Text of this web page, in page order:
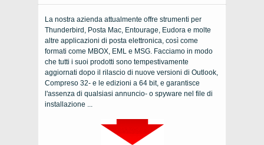
La nostra azienda attualmente offre strumenti per
Thunderbird, Posta Mac, Entourage, Eudora e molte
altre applicazioni di posta elettronica, così come
formati come MBOX, EML e MSG. Facciamo in modo
che tutti i suoi prodotti sono tempestivamente
aggiornati dopo il rilascio di nuove versioni di Outlook,
Compreso 32- e le edizioni a 64 bit, e garantisce
l'assenza di qualsiasi annuncio- o spyware nel file di
installazione ...